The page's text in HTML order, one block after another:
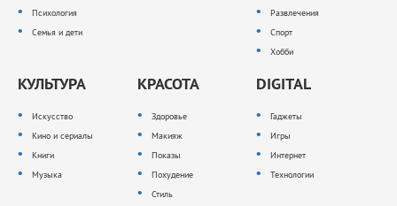
Психология
Семья и дети
Развлечения
Спорт
Хобби
КУЛЬТУРА
Искусство
Кино и сериалы
Книги
Музыка
КРАСОТА
Здоровье
Макияж
Показы
Похудение
Стиль
DIGITAL
Гаджеты
Игры
Интернет
Технологии